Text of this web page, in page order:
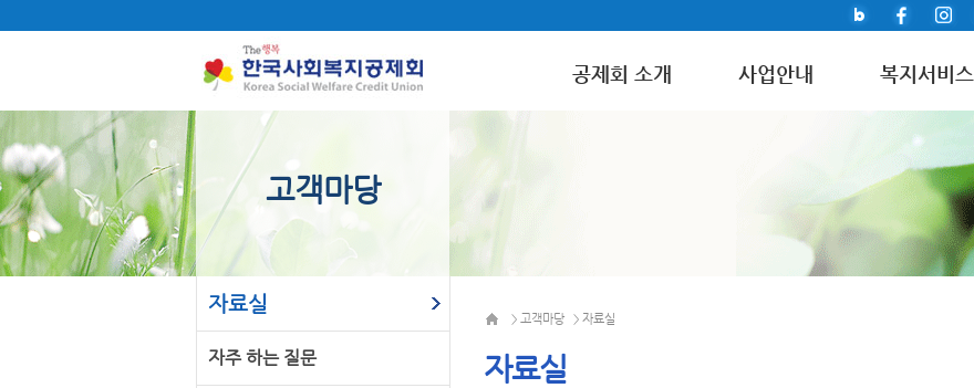
공제회 소개 사업안내 복지서비스
고객마당
자료실
자주 하는 질문
> 고객마당 > 자료실
자료실